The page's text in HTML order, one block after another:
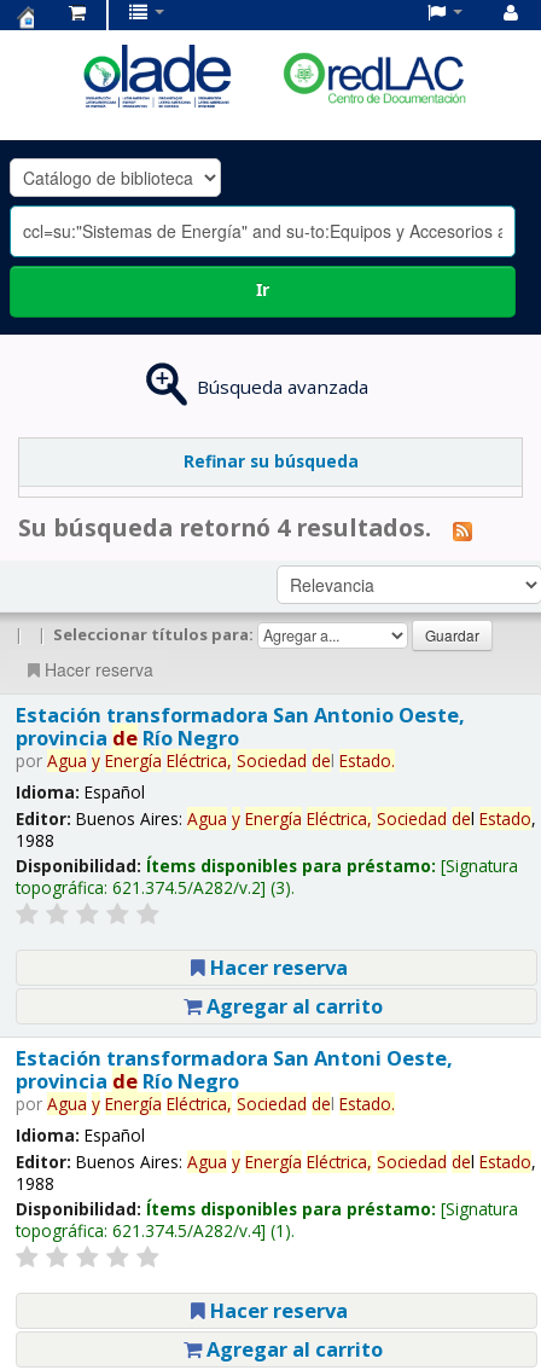
OLADE
-
Ir
Búsqueda avanzada
Refinar su búsqueda
Su búsqueda retornó 4 resultados.
| | Seleccionar títulos para:
Hacer reserva
Estación transformadora San Antonio Oeste,
provincia deRío Negro
por Agua y Energía Eléctrica, Sociedad del Estado.
Idioma: Español
Editor: Buenos Aires: Agua y Energía Eléctrica, Sociedad del Estado,
1988
Disponibilidad: Ítems disponibles para préstamo: Signatura
topográfica: 621.374.5/A282/v.2 (3).
Hacer reserva
Agregar al carrito
Estación transformadora San Antoni Oeste,
provincia deRío Negro
por Agua y Energía Eléctrica, Sociedad del Estado.
Idioma: Español
Editor: Buenos Aires: Agua y Energía Eléctrica, Sociedad del Estado,
1988
Disponibilidad: Ítems disponibles para préstamo: Signatura
topográfica: 621.374.5/A282/v.4 (1).
Hacer reserva
Agregar al carrito